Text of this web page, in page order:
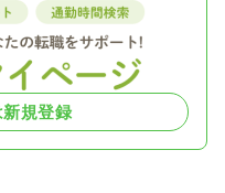
規登録